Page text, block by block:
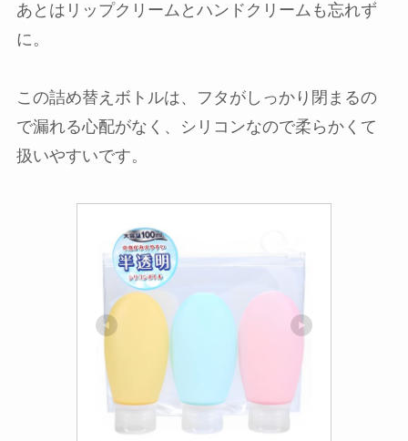
あとはリップクリームとハンドクリームも忘れず
に。
この詰め替えボトルは、フタがしっかり閉まるの
で漏れる心配がなく、シリコンなので柔らかくて
扱いやすいです。